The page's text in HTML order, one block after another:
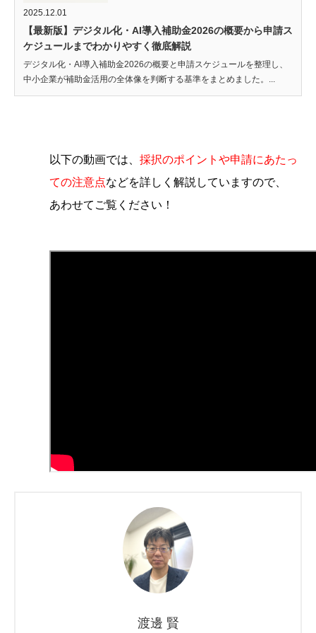
2025.12.01
【最新版】デジタル化・AI導入補助金2026の概要から申請ス
ケジュールまでわかりやすく徹底解説
デジタル化・AI導入補助金2026の概要と申請スケジュールを整理し、
中小企業が補助金活用の全体像を判断する基準をまとめました。...
以下の動画では、 採択のポイントや申請にあたっ
ての注意点などを詳しく解説していますので、
あわせてご覧ください！
渡邊 賢